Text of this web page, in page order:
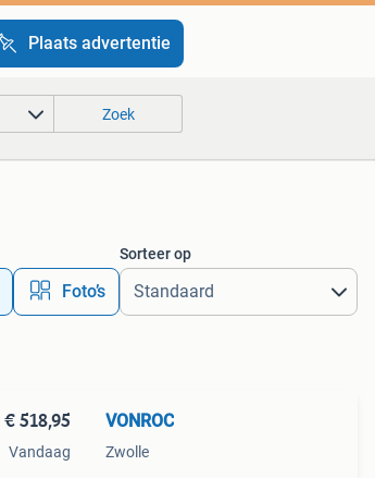
Plaats advertentie
Zoek
Foto’s
Sorteer op
€ 518,95
Vandaag
VONROC
Zwolle